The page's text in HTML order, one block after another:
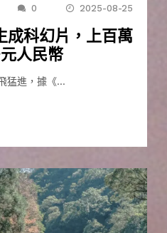
0 2025-08-25
成科幻片，上百萬
人民幣
猛進，據《…